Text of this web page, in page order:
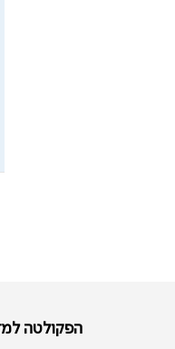
הפקולטה